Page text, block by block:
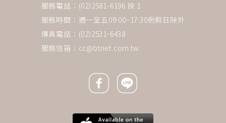
服務電話：(02)2581-6196 按 1
服務時間：週一至五09:00~17:30例假日除外
傳真電話：(02)2531-6438
服務信箱： cc@btnet.com.tw
Facebook icon
Line icon